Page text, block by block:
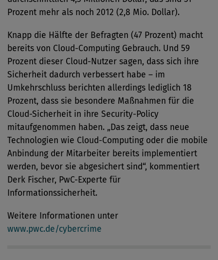
Prozent mehr als noch 2012 (2,8 Mio. Dollar).
Knapp die Hälfte der Befragten (47 Prozent) macht
bereits von Cloud-Computing Gebrauch. Und 59
Prozent dieser Cloud-Nutzer sagen, dass sich ihre
Sicherheit dadurch verbessert habe – im
Umkehrschluss berichten allerdings lediglich 18
Prozent, dass sie besondere Maßnahmen für die
Cloud-Sicherheit in ihre Security-Policy
mitaufgenommen haben. „Das zeigt, dass neue
Technologien wie Cloud-Computing oder die mobile
Anbindung der Mitarbeiter bereits implementiert
werden, bevor sie abgesichert sind“, kommentiert
Derk Fischer, PwC-Experte für
Informationssicherheit.
Weitere Informationen unter
www.pwc.de/cybercrime